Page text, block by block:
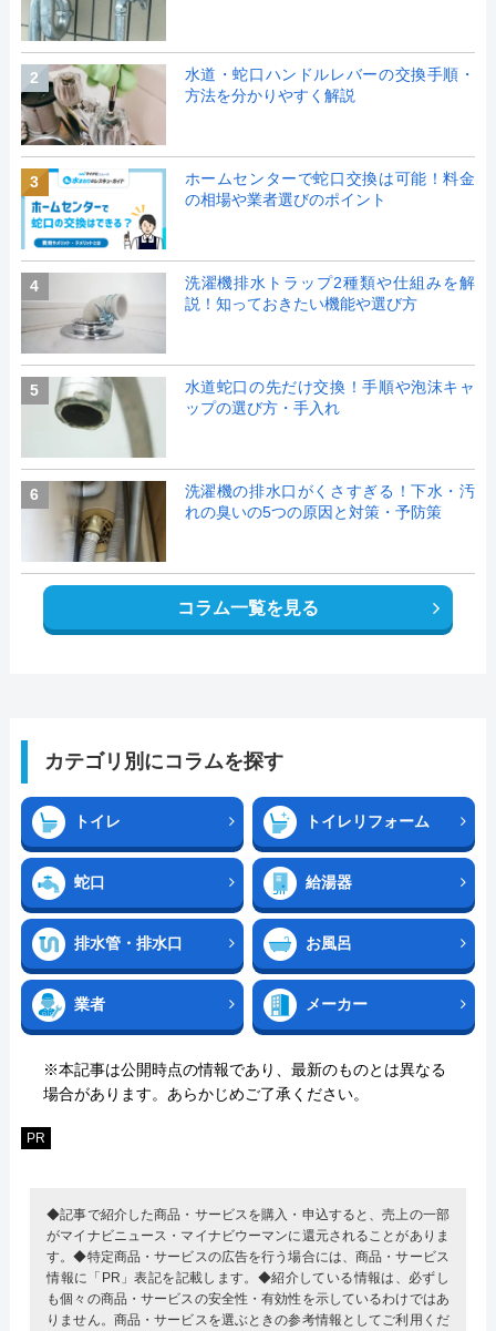
2
水道・蛇口ハンドルレバーの交換手順・
方法を分かりやすく解説
3
ホームセンターで蛇口交換は可能！料金
の相場や業者選びのポイント
4
洗濯機排水トラップ2種類や仕組みを解
説！知っておきたい機能や選び方
5
水道蛇口の先だけ交換！手順や泡沫キャ
ップの選び方・手入れ
6
洗濯機の排水口がくさすぎる！下水・汚
れの臭いの5つの原因と対策・予防策
コラム一覧を見る
カテゴリ別にコラムを探す
トイレ トイレリフォーム
蛇口 給湯器
排水管・排水口 お風呂
業者 メーカー
※本記事は公開時点の情報であり、最新のものとは異なる
場合があります。あらかじめご了承ください。
PR
◆記事で紹介した商品・サービスを購入・申込すると、売上の一部
がマイナビニュース・マイナビウーマンに還元されることがありま
す。◆特定商品・サービスの広告を行う場合には、商品・サービス
情報に「PR」表記を記載します。◆紹介している情報は、必ずし
も個々の商品・サービスの安全性・有効性を示しているわけではあ
りません。商品・サービスを選ぶときの参考情報としてご利用くだ